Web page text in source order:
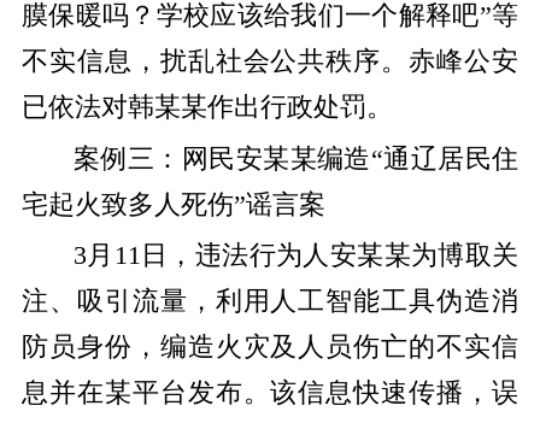
膜保暖吗？学校应该给我们一个解释吧”等
不实信息，扰乱社会公共秩序。赤峰公安
已依法对韩某某作出行政处罚。
案例三：网民安某某编造“通辽居民住
宅起火致多人死伤”谣言案
3月11日，违法行为人安某某为博取关
注、吸引流量，利用人工智能工具伪造消
防员身份，编造火灾及人员伤亡的不实信
息并在某平台发布。该信息快速传播，误